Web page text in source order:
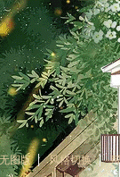
无图版 风格切换